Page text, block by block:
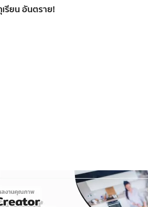
รียน อันตราย!